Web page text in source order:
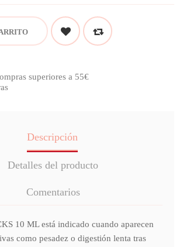
superiores a 55€
Descripción
Detalles del producto
Comentarios
10 ML está indicado cuando aparecen
como pesadez o digestión lenta tras